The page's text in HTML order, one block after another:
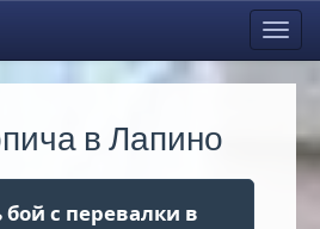
в Лапино
бой с перевалки в